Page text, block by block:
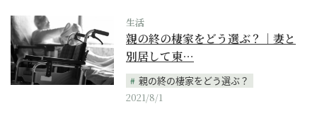
生活
親の終の棲家をどう選ぶ？｜妻と
別居して東…
親の終の棲家をどう選ぶ？
2021/8/1